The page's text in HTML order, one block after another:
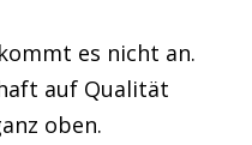
es nicht an.
auf Qualität
oben.